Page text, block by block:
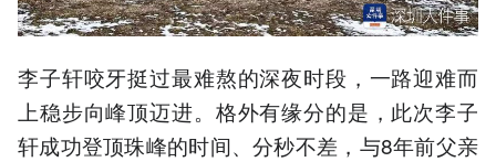
李子轩咬牙挺过最难熬的深夜时段，一路迎难而
上稳步向峰顶迈进。格外有缘分的是，此次李子
轩成功登顶珠峰的时间、分秒不差，与8年前父亲